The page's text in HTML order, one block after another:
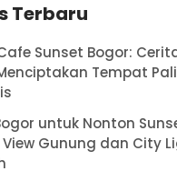
Terbaru
Sunset Bogor:
Tempat
untuk Nonton
Gunung dan City